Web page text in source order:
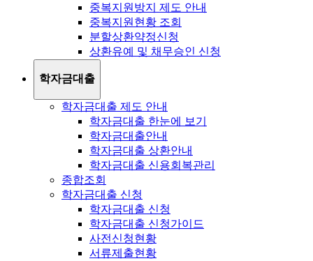
중복지원방지 제도 안내
중복지원현황 조회
분할상환약정신청
상환유예 및 채무승인 신청
학자금대출
학자금대출 제도 안내
학자금대출 한눈에 보기
학자금대출안내
학자금대출 상환안내
학자금대출 신용회복관리
종합조회
학자금대출 신청
학자금대출 신청
학자금대출 신청가이드
사전신청현황
서류제출현황